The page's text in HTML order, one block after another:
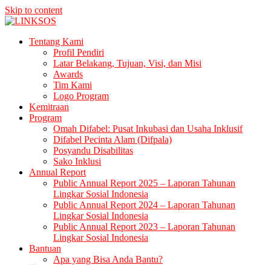
Skip to content
LINKSOSTentang Kami
Profil Pendiri
Latar Belakang, Tujuan, Visi, dan Misi
Awards
Tim Kami
Logo Program
Kemitraan
Program
Omah Difabel: Pusat Inkubasi dan Usaha Inklusif
Difabel Pecinta Alam (Difpala)
Posyandu Disabilitas
Sako Inklusi
Annual Report
Public Annual Report 2025 – Laporan Tahunan
Lingkar Sosial Indonesia
Public Annual Report 2024 – Laporan Tahunan
Lingkar Sosial Indonesia
Public Annual Report 2023 – Laporan Tahunan
Lingkar Sosial Indonesia
Bantuan
Apa yang Bisa Anda Bantu?